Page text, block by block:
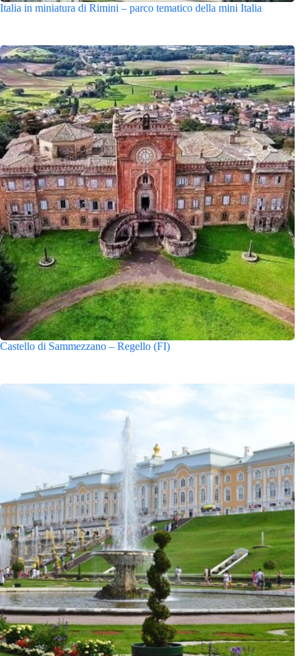
Italia in miniatura di Rimini – parco tematico della mini Italia
Castello di Sammezzano – Regello (FI)